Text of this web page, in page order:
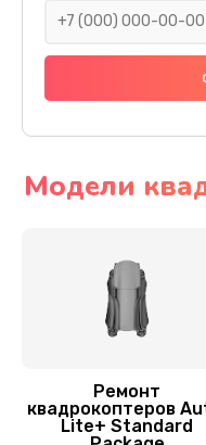
Замена оси
Модели
Ремонт
квадрокоптеров
Lite+ Standard